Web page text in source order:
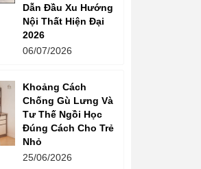
Dẫn Đầu Xu Hướng
Nội Thất Hiện Đại
2026
06/07/2026
Khoảng Cách
Chống Gù Lưng Và
Tư Thế Ngồi Học
Đúng Cách Cho Trẻ
Nhỏ
25/06/2026